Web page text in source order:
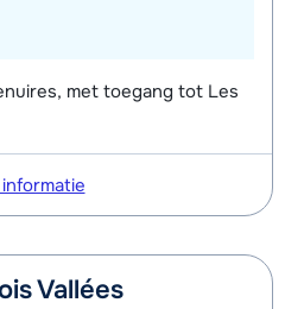
van week
van week
met toegang tot Les
Vallées